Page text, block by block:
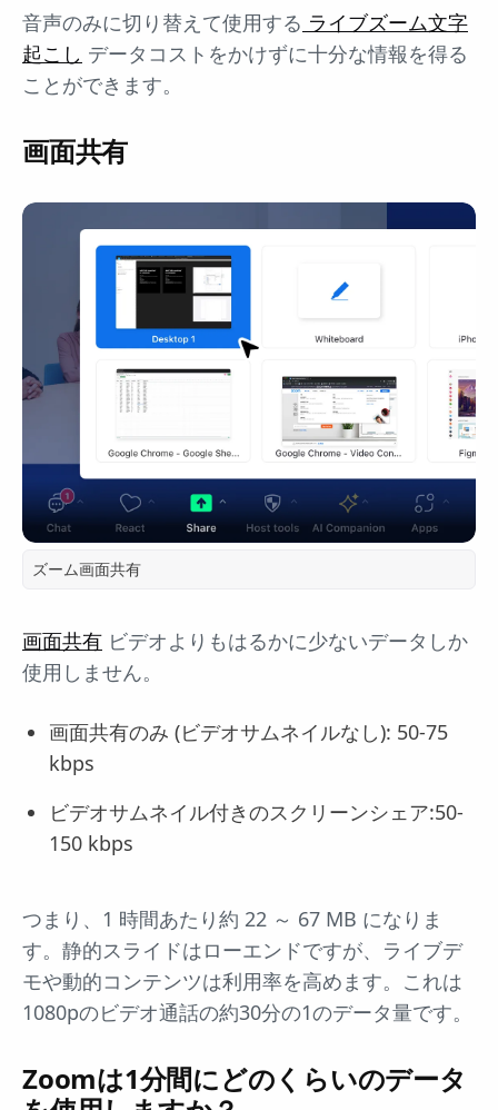
音声のみに切り替えて使用する ライブズーム文字
起こし データコストをかけずに十分な情報を得る
ことができます。
画面共有
ズーム画面共有
画面共有 ビデオよりもはるかに少ないデータしか
使用しません。
画面共有のみ (ビデオサムネイルなし): 50-75
kbps
ビデオサムネイル付きのスクリーンシェア:50-
150 kbps
つまり、1 時間あたり約 22 ～ 67 MB になりま
す。静的スライドはローエンドですが、ライブデ
モや動的コンテンツは利用率を高めます。これは
1080pのビデオ通話の約30分の1のデータ量です。
Zoomは1分間にどのくらいのデータ